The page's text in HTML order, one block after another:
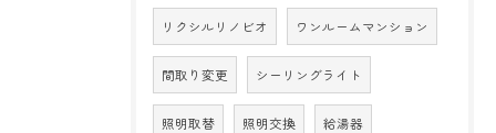
リクシルリノビオ ワンルームマンション
間取り変更 シーリングライト
照明取替 照明交換 給湯器